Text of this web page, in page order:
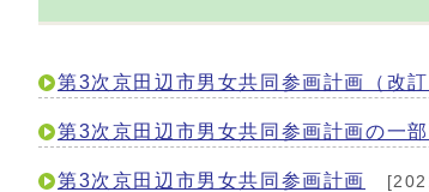
第3次京田辺市男女共同参画計画（改訂
第3次京田辺市男女共同参画計画の一
第3次京田辺市男女共同参画計画